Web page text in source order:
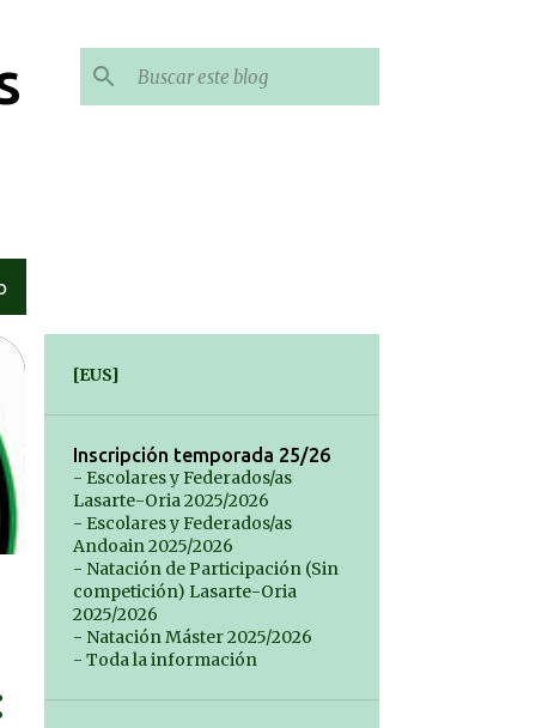
[EUS]
Inscripción temporada 25/26
- Escolares y Federados/as
Lasarte-Oria 2025/2026
- Escolares y Federados/as
Andoain 2025/2026
- Natación de Participación (Sin
competición) Lasarte-Oria
2025/2026
- Natación Máster 2025/2026
- Toda la información